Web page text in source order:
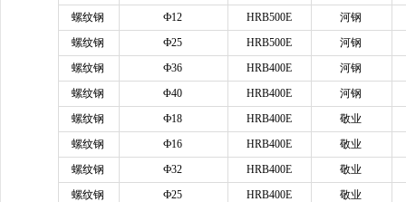
螺纹钢
Ф12 HRB500E
河钢
螺纹钢
Ф25 HRB500E
河钢
螺纹钢
Ф36 HRB400E
河钢
螺纹钢
Φ40 HRB400E
河钢
螺纹钢
Ф18 HRB400E
敬业
螺纹钢
Ф16 HRB400E
敬业
螺纹钢
Ф32 HRB400E
敬业
螺纹钢
Ф25 HRB400E
敬业